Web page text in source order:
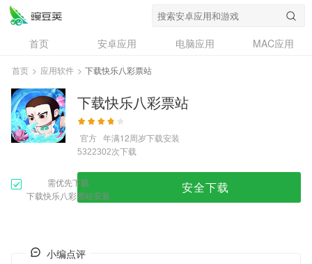
首页 安卓应用 电脑应用
MAC应用
资讯
专题
问答
首页 > 应用软件 > 下载快乐八彩票站
下载快乐八彩票站
官方 年满12周岁下载安装
5322302次下载
需优先下载
下载快乐八彩票站安装
安全下载
小编点评